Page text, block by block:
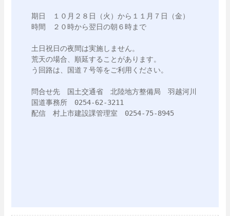
期日　１０月２８日（火）から１１月７日（金）
時間　２０時から翌日の朝６時まで
土日祝日の夜間は実施しません。
荒天の場合、順延することがあります。
う回路は、国道７号等をご利用ください。
問合せ先　国土交通省　北陸地方整備局　羽越河川
国道事務所　0254-62-3211
配信　村上市建設課管理室　0254-75-8945